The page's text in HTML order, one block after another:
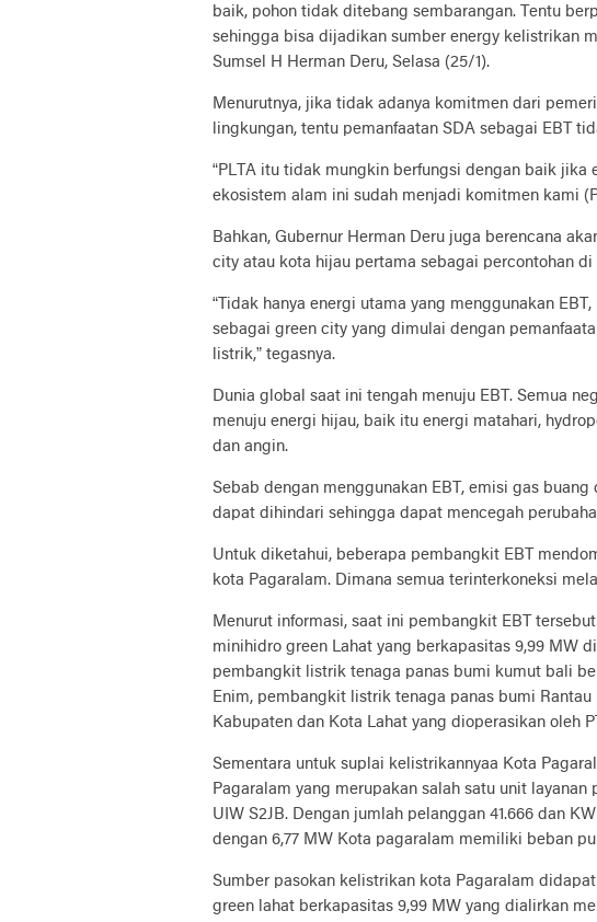
baik, pohon tidak ditebang sembarangan. Tentu
sehingga bisa dijadikan sumber energy kelistrikan
Sumsel H Herman Deru, Selasa (25/1).
Menurutnya, jika tidak adanya komitmen dari
lingkungan, tentu pemanfaatan SDA sebagai EBT
“PLTA itu tidak mungkin berfungsi dengan baik jika
ekosistem alam ini sudah menjadi komitmen kami
Bahkan, Gubernur Herman Deru juga berencana
city atau kota hijau pertama sebagai percontohan di
“Tidak hanya energi utama yang menggunakan
sebagai green city yang dimulai dengan
listrik,” tegasnya.
Dunia global saat ini tengah menuju EBT. Semua
menuju energi hijau, baik itu energi matahari,
dan angin.
Sebab dengan menggunakan EBT, emisi gas
dapat dihindari sehingga dapat mencegah
Untuk diketahui, beberapa pembangkit EBT
kota Pagaralam. Dimana semua terinterkoneksi
Menurut informasi, saat ini pembangkit EBT
minihidro green Lahat yang berkapasitas 9,99 MW
pembangkit listrik tenaga panas bumi kumut bali
Enim, pembangkit listrik tenaga panas bumi
Kabupaten dan Kota Lahat yang dioperasikan oleh
Sementara untuk suplai kelistrikannyaa Kota
Pagaralam yang merupakan salah satu unit
UIW S2JB. Dengan jumlah pelanggan 41.666 dan
dengan 6,77 MW Kota pagaralam memiliki beban
Sumber pasokan kelistrikan kota Pagaralam
green lahat berkapasitas 9,99 MW yang dialirkan